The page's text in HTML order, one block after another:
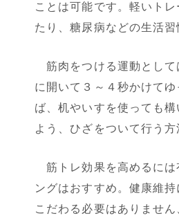
ことは可能です。軽いト
たり、糖尿病などの生活
筋肉をつける運動として
に開いて３～４秒かけて
ば、机やいすを使っても
よう、ひざをついて行う方
筋トレ効果を高めるには
ングはおすすめ。健康維
こだわる必要はありませ